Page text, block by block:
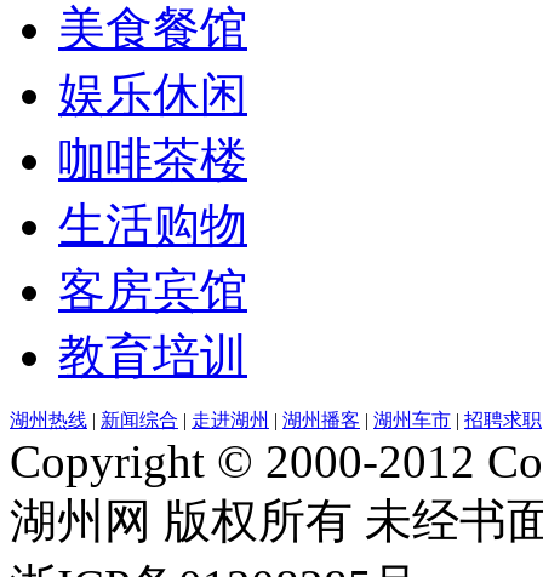
美食餐馆
娱乐休闲
咖啡茶楼
生活购物
客房宾馆
教育培训
湖州热线 | 新闻综合 | 走进湖州 | 湖州播客 | 湖州车市 | 招聘求职
Copyright © 2000-2012
湖州网 版权所有 未经书